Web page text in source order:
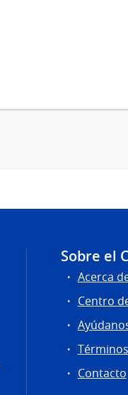
Sobre el
Acerca
Centro
Contacto